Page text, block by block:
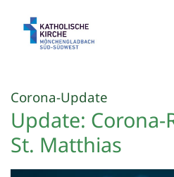
Corona-Update
Update:
St. Matthias